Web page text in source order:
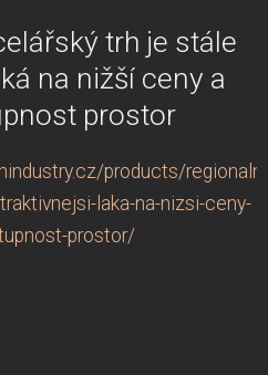
trh je stále
na nižší ceny a
prostor
products/
laka-na-nizsi-ceny-
prostor/